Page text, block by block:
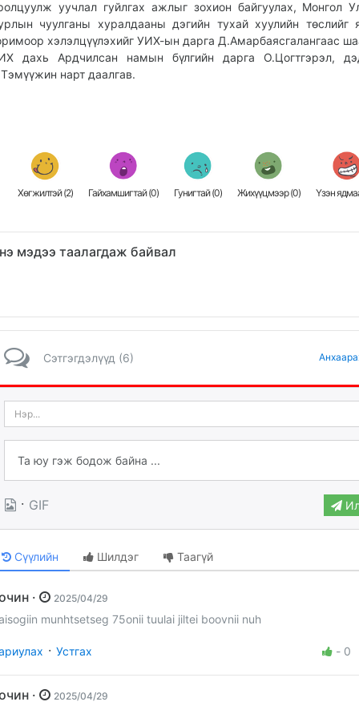
уучлал гуйлгах ажлыг зохион байгуулах, Монгол
чуулганы хуралдааны дэгийн тухай хуулийн төслийг
хэлэлцүүлэхийг УИХ-ын дарга Д.Амарбаясгалангаас
дахь Ардчилсан намын бүлгийн дарга О.Цогтгэрэл,
нарт даалгав.
Хөгжилтэй (2) Гайхамшигтай (0) Гунигтай (0) Жихүүцмээр (0) Үзэн
мэдээ таалагдаж байвал
Сэтгэгдэлүүд (6)
· GIF
Сүүлийн Шилдэг Таагүй
Зочин · 2025/04/29
munhtsetseg 75onii tuulai jiltei boovnii nuh
· Устгах - 0
Зочин · 2025/04/29